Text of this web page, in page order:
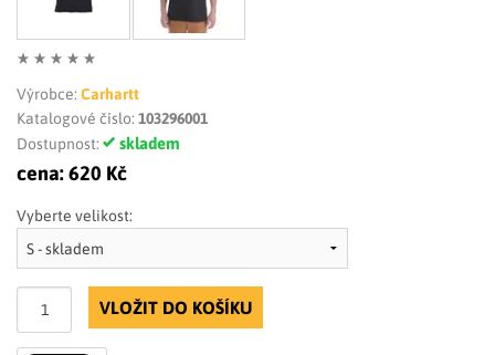
Výrobce: Carhartt
Katalogové číslo: 103296001
Dostupnost:
skladem
cena:620 Kč
Vyberte velikost:
VLOŽIT DO KOŠÍKU